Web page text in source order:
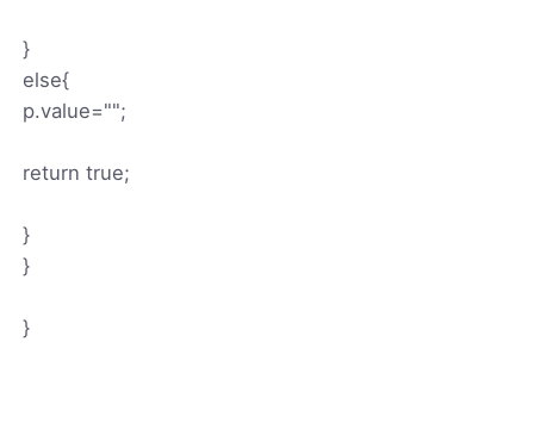
}
else{
p.value="";
return true;
}
}
}